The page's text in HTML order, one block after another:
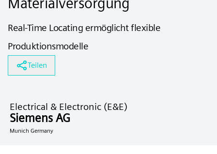
Real-Time Locating ermöglicht flexible
Produktionsmodelle
Teilen
Electrical & Electronic (E&E)
Siemens AG
Munich Germany